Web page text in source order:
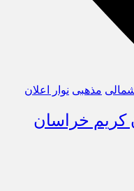
مذهبی نوار اعلان
کریم خراسان